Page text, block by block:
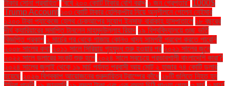
টাকার সোনা প্রবাহিত” “বর্ষে ২০০ কোটি টাকার বেশি বরাদ্দ ১ জন গ্রেপ্তার" 1000$
Trump Account ১০৩ কোটি টাকার হেলিকপ্টার নিয়ে অনুশীলনে গেলেন নেইমার
১২০০ টাকা প্যাকেজে হেলথ চেকআপের সুযোগ ইনসাফ বারাকাহ হাসপাতালে ১৮ বছরের
দীর্ঘ ক্যারিয়ারের সমাপ্তি টানলেন মাহমুদউল্লাহ রিয়াদ ১৯ বিশ্ববিদ্যালয়ে গুচ্ছ ভর্তি
বিজ্ঞপ্তি প্রকাশ ২ মার্চের পর থেকে গাজায় কোনও খাদ্য সামগ্রী প্রবেশ করতে পারেনি
২০০৮ সালের কথা ২০১১ সালে সিরিয়ায় গৃহযুদ্ধ শুরু হওয়ার পর ২০২১ সালের জুনে
২০২২ সালে ডলারের সংকট শুরু হলে ২০২৪ সালে সবচেয়ে প্রভাবশালী বাংলাদেশি কারা?
২০২৪ সালের জুলাই থেকে ১৯ মার্চ পর্যন্ত প্রবাসী আয় মোট ২ হাজার ৭৪ কোটি ডলার
হয়েছে ২০২৬ বিশ্বকাপ আয়োজনের গুরুদায়িত্ব ট্রাম্পের কাঁধে ২৮টি গুলিতে নিহত হন